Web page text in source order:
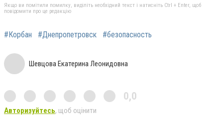
Якщо ви помітили помилку, виділіть необхідний текст і натисніть Ctrl + Enter, щоб
повідомити про це редакцію
#Корбан #Днепропетровск #безопасность
Шевцова Екатерина Леонидовна
0,0
Авторизуйтесь, щоб оцінити